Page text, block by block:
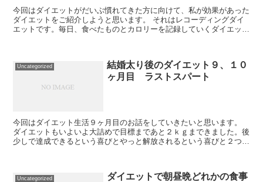
今回はダイエットがだいぶ慣れてきた方に向けて、私が効果があった
ダイエットをご紹介しようと思います。 それはレコーディングダイ
エットです。毎日、食べたものとカロリーを記録していくダイエット
Uncategorized
結婚太り後のダイエット９、１０
ヶ月目 ラストスパート
今回はダイエット生活９ヶ月目のお話をしていきたいと思います。
ダイエットもいよいよ大詰めで目標まであと２ｋｇまできました。後
少しで達成できるという喜びとやっと解放されるという喜びと２つの
Uncategorized
ダイエットで朝昼晩どれかの食事